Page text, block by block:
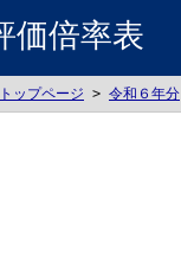
価倍率表
トップページ > 令和６年分